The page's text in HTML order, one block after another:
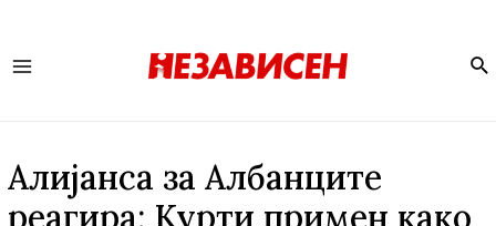
Алијанса за Албанците
реагира: Курти примен како